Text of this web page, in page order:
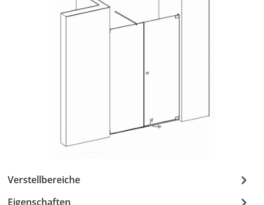
Verstellbereiche
Eigenschaften